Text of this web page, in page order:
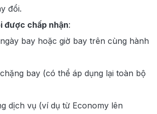
đổi.
được chấp nhận:
bay hoặc giờ bay trên cùng hành
bay (có thể áp dụng lại toàn bộ
dịch vụ (ví dụ từ Economy lên